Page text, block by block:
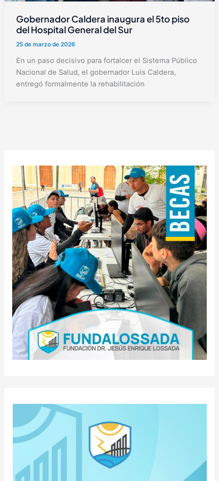
Gobernador Caldera inaugura el 5to piso
del Hospital General del Sur
25 de marzo de 2026
En un paso decisivo para fortalcer el Sistema Público
Nacional de Salud, el gobernador Luis Caldera,
entregó formalmente la rehabilitación